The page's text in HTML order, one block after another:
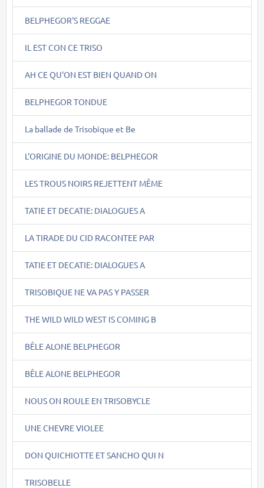
BELPHEGOR'S REGGAE
IL EST CON CE TRISO
AH CE QU'ON EST BIEN QUAND ON
BELPHEGOR TONDUE
La ballade de Trisobique et Be
L'ORIGINE DU MONDE: BELPHEGOR
LES TROUS NOIRS REJETTENT MÊME
TATIE ET DECATIE: DIALOGUES A
LA TIRADE DU CID RACONTEE PAR
TATIE ET DECATIE: DIALOGUES A
TRISOBIQUE NE VA PAS Y PASSER
THE WILD WILD WEST IS COMING B
BÊLE ALONE BELPHEGOR
BÊLE ALONE BELPHEGOR
NOUS ON ROULE EN TRISOBYCLE
UNE CHEVRE VIOLEE
DON QUICHIOTTE ET SANCHO QUI N
TRISOBELLE